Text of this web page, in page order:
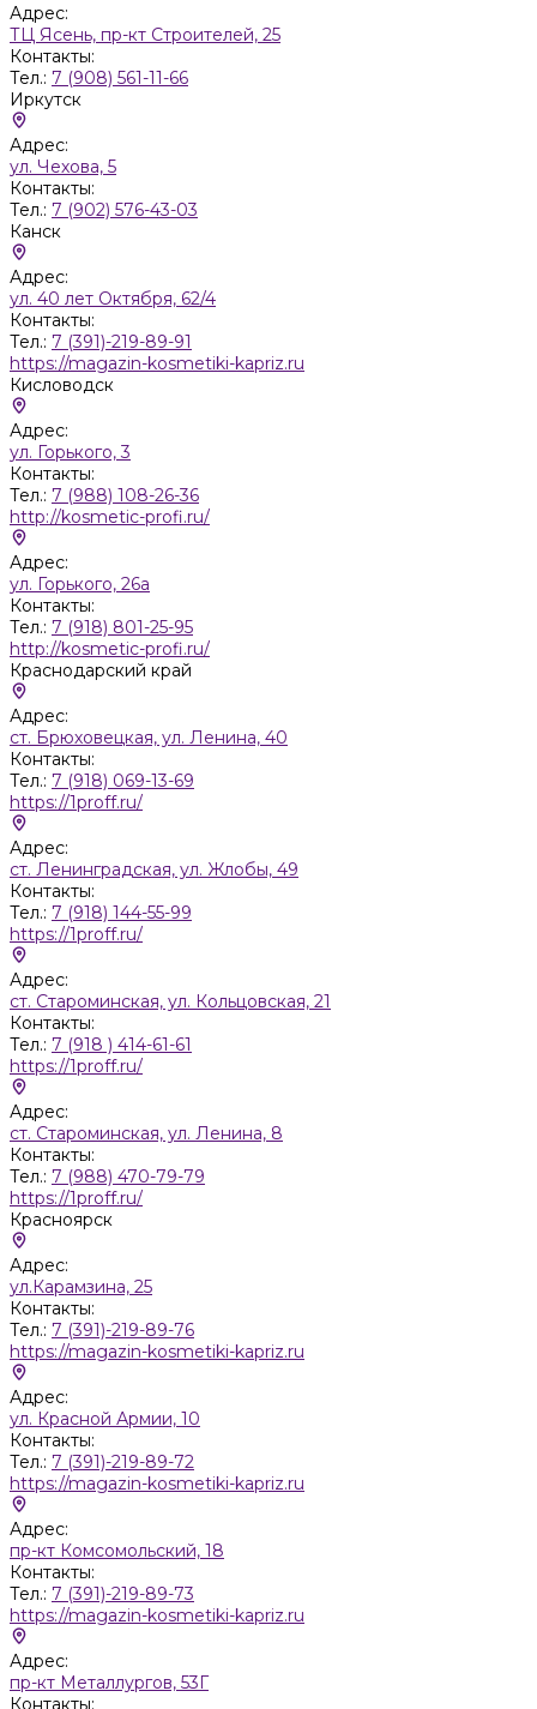
Адрес:
ТЦ Ясень, пр-кт Строителей, 25
Контакты:
Тел.: 7 (908) 561-11-66
Иркутск
Адрес:
ул. Чехова, 5
Контакты:
Тел.: 7 (902) 576-43-03
Канск
Адрес:
ул. 40 лет Октября, 62/4
Контакты:
Тел.: 7 (391)-219-89-91
https://magazin-kosmetiki-kapriz.ru
Кисловодск
Адрес:
ул. Горького, 3
Контакты:
Тел.: 7 (988) 108-26-36
http://kosmetic-profi.ru/
Адрес:
ул. Горького, 26а
Контакты:
Тел.: 7 (918) 801-25-95
http://kosmetic-profi.ru/
Краснодарский край
Адрес:
ст. Брюховецкая, ул. Ленина, 40
Контакты:
Тел.: 7 (918) 069-13-69
https://1proff.ru/
Адрес:
ст. Ленинградская, ул. Жлобы, 49
Контакты:
Тел.: 7 (918) 144-55-99
https://1proff.ru/
Адрес:
ст. Староминская, ул. Кольцовская, 21
Контакты:
Тел.: 7 (918 ) 414-61-61
https://1proff.ru/
Адрес:
ст. Староминская, ул. Ленина, 8
Контакты:
Тел.: 7 (988) 470-79-79
https://1proff.ru/
Красноярск
Адрес:
ул.Карамзина, 25
Контакты:
Тел.: 7 (391)-219-89-76
https://magazin-kosmetiki-kapriz.ru
Адрес:
ул. Красной Армии, 10
Контакты:
Тел.: 7 (391)-219-89-72
https://magazin-kosmetiki-kapriz.ru
Адрес:
пр-кт Комсомольский, 18
Контакты:
Тел.: 7 (391)-219-89-73
https://magazin-kosmetiki-kapriz.ru
Адрес:
пр-кт Металлургов, 53Г
Контакты: